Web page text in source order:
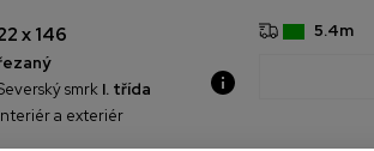
x 146
smrk I. třída
a exteriér
5.4m